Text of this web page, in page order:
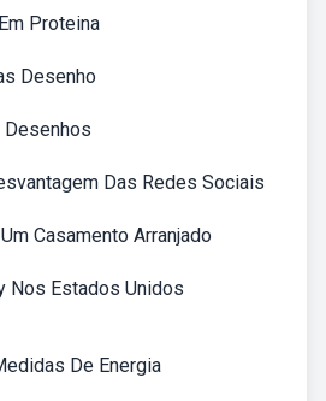
Proteina
Desenho
Das Redes Sociais
Casamento Arranjado
Nos Estados Unidos
De Energia